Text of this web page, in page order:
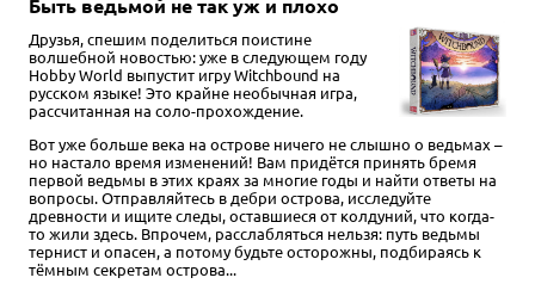
Быть ведьмой не так уж и плохо
Друзья, спешим поделиться поистине
волшебной новостью: уже в следующем году
Hobby World выпустит игру Witchbound на
русском языке! Это крайне необычная игра,
рассчитанная на соло-прохождение.
Вот уже больше века на острове ничего не слышно о ведьмах –
но настало время изменений! Вам придётся принять бремя
первой ведьмы в этих краях за многие годы и найти ответы на
вопросы. Отправляйтесь в дебри острова, исследуйте
древности и ищите следы, оставшиеся от колдуний, что когда-
то жили здесь. Впрочем, расслабляться нельзя: путь ведьмы
тернист и опасен, а потому будьте осторожны, подбираясь к
тёмным секретам острова...